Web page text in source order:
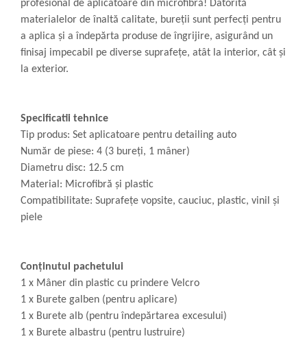
profesional de aplicatoare din microfibră! Datorită
materialelor de înaltă calitate, bureții sunt perfecți pentru
a aplica și a îndepărta produse de îngrijire, asigurând un
finisaj impecabil pe diverse suprafețe, atât la interior, cât și
la exterior.
Specificatii tehnice
Tip produs: Set aplicatoare pentru detailing auto
Număr de piese: 4 (3 bureți, 1 mâner)
Diametru disc: 12.5 cm
Material: Microfibră și plastic
Compatibilitate: Suprafețe vopsite, cauciuc, plastic, vinil și
piele
Conținutul pachetului
1 x Mâner din plastic cu prindere Velcro
1 x Burete galben (pentru aplicare)
1 x Burete alb (pentru îndepărtarea excesului)
1 x Burete albastru (pentru lustruire)